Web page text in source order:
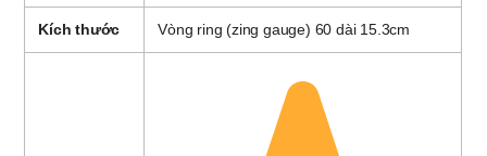
Kích thước Vòng ring (zing gauge) 60 dài 15.3cm